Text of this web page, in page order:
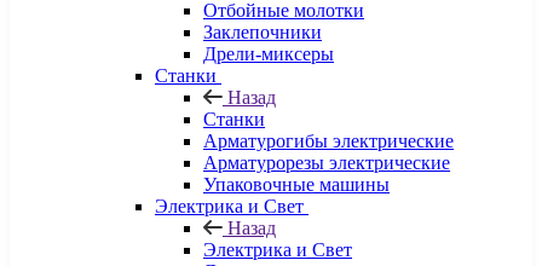
Отбойные молотки
Заклепочники
Дрели-миксеры
Станки
Назад
Станки
Арматурогибы электрические
Арматурорезы электрические
Упаковочные машины
Электрика и Свет
Назад
Электрика и Свет